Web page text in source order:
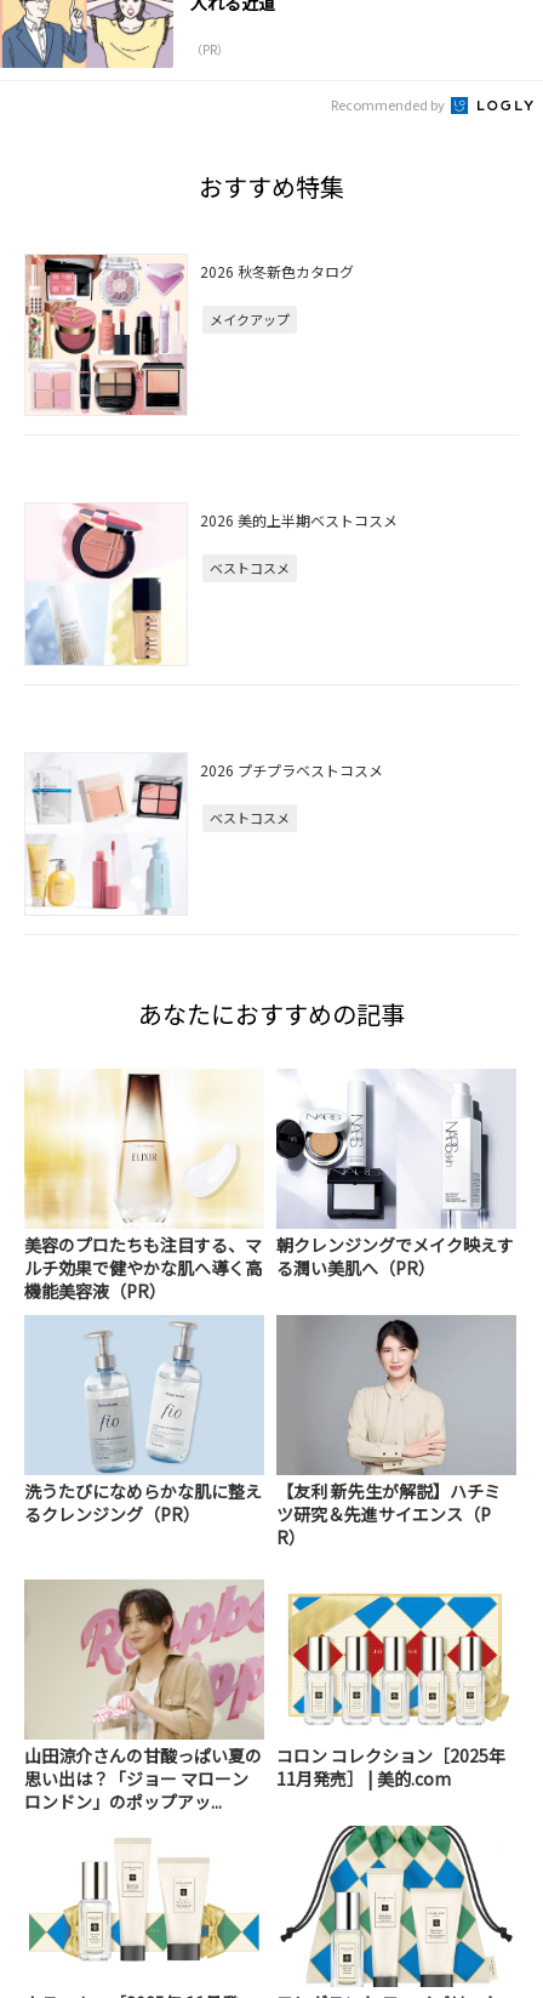
（PR）
Recommended by
おすすめ特集
2026 秋冬新色カタログ
メイクアップ
2026 美的上半期ベストコスメ
ベストコスメ
2026 プチプラベストコスメ
ベストコスメ
あなたにおすすめの記事
美容のプロたちも注目する、マ
ルチ効果で健やかな肌へ導く高
機能美容液（PR）
朝クレンジングでメイク映えす
る潤い美肌へ（PR）
洗うたびになめらかな肌に整え
るクレンジング（PR）
【友利 新先生が解説】ハチミ
ツ研究＆先進サイエンス（P
R）
山田涼介さんの甘酸っぱい夏の
思い出は？「ジョー マローン
ロンドン」のポップアッ...
コロン コレクション［2025年
11月発売］ | 美的.com